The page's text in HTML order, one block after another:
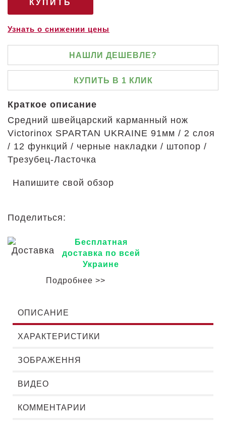
Узнать о снижении цены
НАШЛИ ДЕШЕВЛЕ?
КУПИТЬ В 1 КЛИК
Краткое описание
Средний швейцарский карманный нож
Victorinox SPARTAN UKRAINE 91мм / 2 слоя
/ 12 функций / черные накладки / штопор /
Трезубец-Ласточка
Напишите свой обзор
Поделиться:
Бесплатная
доставка по всей
Украине
Подробнее >>
ОПИСАНИЕ
ХАРАКТЕРИСТИКИ
ЗОБРАЖЕННЯ
ВИДЕО
КОММЕНТАРИИ